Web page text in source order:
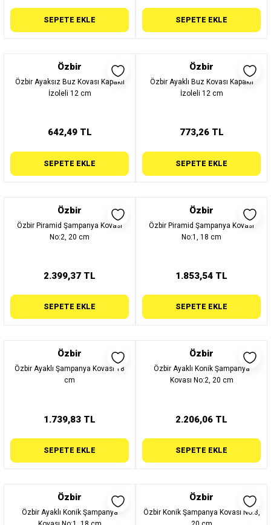
SEPETE EKLE SEPETE EKLE
Özbir
Özbir Ayaksız Buz Kovası Kapaklı
İzoleli 12 cm
642,49 TL
SEPETE EKLE
Özbir
Özbir Ayaklı Buz Kovası Kapaklı
İzoleli 12 cm
773,26 TL
SEPETE EKLE
Özbir
Özbir Piramid Şampanya Kovası
No:2, 20 cm
2.399,37 TL
SEPETE EKLE
Özbir
Özbir Piramid Şampanya Kovası
No:1, 18 cm
1.853,54 TL
SEPETE EKLE
Özbir
Özbir Ayaklı Şampanya Kovası 18
cm
1.739,83 TL
SEPETE EKLE
Özbir
Özbir Ayaklı Konik Şampanya
Kovası No:2, 20 cm
2.206,06 TL
SEPETE EKLE
Özbir
Özbir Ayaklı Konik Şampanya
Özbir
Özbir Konik Şampanya Kovası No:3,